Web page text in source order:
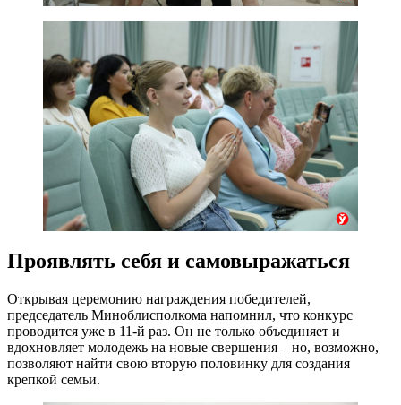
Проявлять себя и самовыражаться
Открывая церемонию награждения победителей,
председатель Миноблисполкома напомнил, что конкурс
проводится уже в 11-й раз. Он не только объединяет и
вдохновляет молодежь на новые свершения – но, возможно,
позволяют найти свою вторую половинку для создания
крепкой семьи.